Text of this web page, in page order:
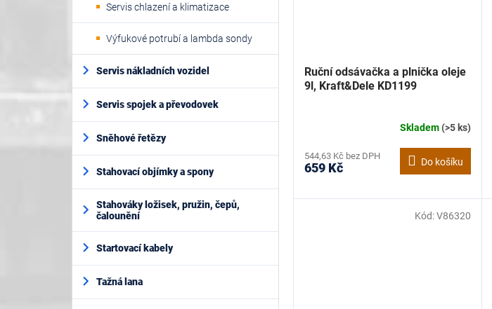
Servis chlazení a klimatizace
Výfukové potrubí a lambda sondy
Servis nákladních vozidel
Servis spojek a převodovek
Sněhové řetězy
Stahovací objímky a spony
Stahováky ložisek, pružin, čepů,
čalounění
Startovací kabely
Tažná lana
Ruční odsávačka a plnička oleje
9l, Kraft&Dele KD1199
Skladem(>5 ks)
544,63 Kč bez DPH
659 Kč Do košíku
Kód:V86320